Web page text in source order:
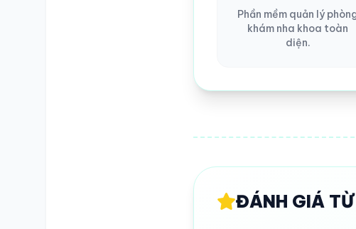
Phần mềm quản lý
khám nha khoa toàn
diện.
ĐÁNH GIÁ